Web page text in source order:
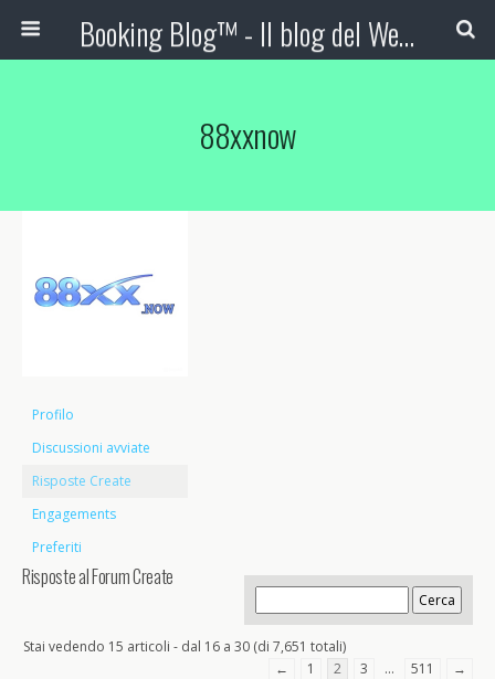
Booking Blog™ - Il blog del Web Marketing Turistico
88xxnow
Profilo
Discussioni avviate
Risposte Create
Engagements
Preferiti
Risposte al Forum Create
Stai vedendo 15 articoli - dal 16 a 30 (di 7,651 totali)
←
1 2 3 … 511 →